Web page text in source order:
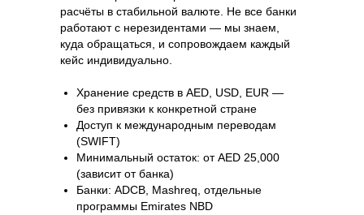
расчёты в стабильной валюте. Не все банки
работают с нерезидентами — мы знаем,
куда обращаться, и сопровождаем каждый
кейс индивидуально.
Хранение средств в AED, USD, EUR —
без привязки к конкретной стране
Доступ к международным переводам
(SWIFT)
Минимальный остаток: от AED 25,000
(зависит от банка)
Банки: ADCB, Mashreq, отдельные
программы Emirates NBD